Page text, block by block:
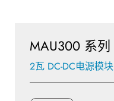
MAU300 系列
2瓦 DC-DC电源模块